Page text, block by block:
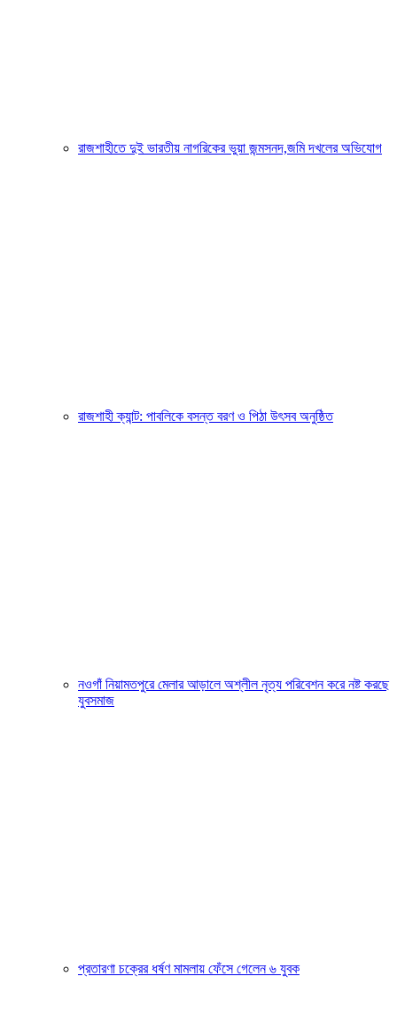
রাজশাহীতে দুই ভারতীয় নাগরিকের ভুয়া জন্মসনদ,জমি দখলের অভিযোগ
রাজশাহী ক্যান্ট: পাবলিকে বসন্ত বরণ ও পিঠা উৎসব অনুষ্ঠিত
নওগাঁ নিয়ামতপুরে মেলার আড়ালে অশ্লীল নৃত্য পরিবেশন করে নষ্ট করছে
যুবসমাজ
প্রতারণা চক্রের ধর্ষণ মামলায় ফেঁসে গেলেন ৬ যুবক